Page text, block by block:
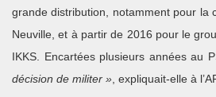
grande distribution, notamment pour la
Neuville, et à partir de 2016 pour le
IKKS. Encartées plusieurs années au
décision de militer », expliquait-elle à